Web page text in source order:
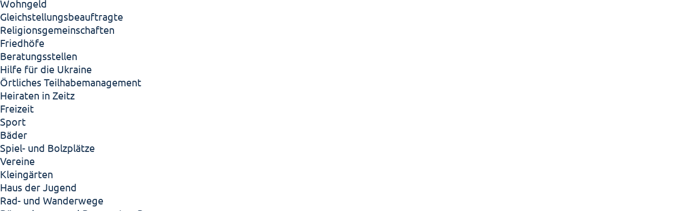
Wohngeld
Gleichstellungsbeauftragte
Religionsgemeinschaften
Friedhöfe
Beratungsstellen
Hilfe für die Ukraine
Örtliches Teilhabemanagement
Heiraten in Zeitz
Freizeit
Sport
Bäder
Spiel- und Bolzplätze
Vereine
Kleingärten
Haus der Jugend
Rad- und Wanderwege